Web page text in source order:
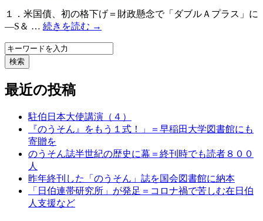
１．米国債、初の格下げ＝財政懸念で「ダブルＡプラス」に
―S＆ … 続きを読む →
検索
最近の投稿
駐伯日本大使講演（４）
『のうそん』をもう１式！」＝早稲田大学図書館にも
寄贈を
のうそん誌半世紀の歴史に幕＝終刊時でも読者８００
人
昨年終刊した「のうそん」誌を国会図書館に納本
「日伯連帯研究所」が発足＝コロナ禍で苦しむ在日伯
人支援など